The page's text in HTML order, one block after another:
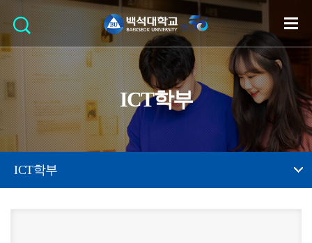
ICT학부
ICT학부